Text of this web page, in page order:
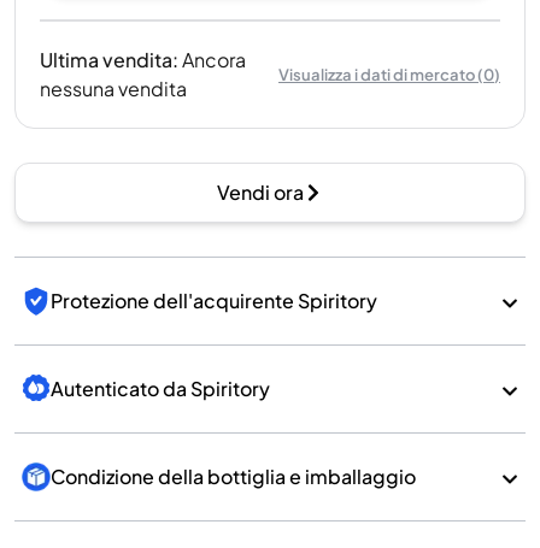
Ultima vendita:Ancora
nessuna vendita
Visualizza i dati di mercato(0)
Vendi ora
Protezione dell'acquirente Spiritory
Autenticato da Spiritory
Condizione della bottiglia e imballaggio